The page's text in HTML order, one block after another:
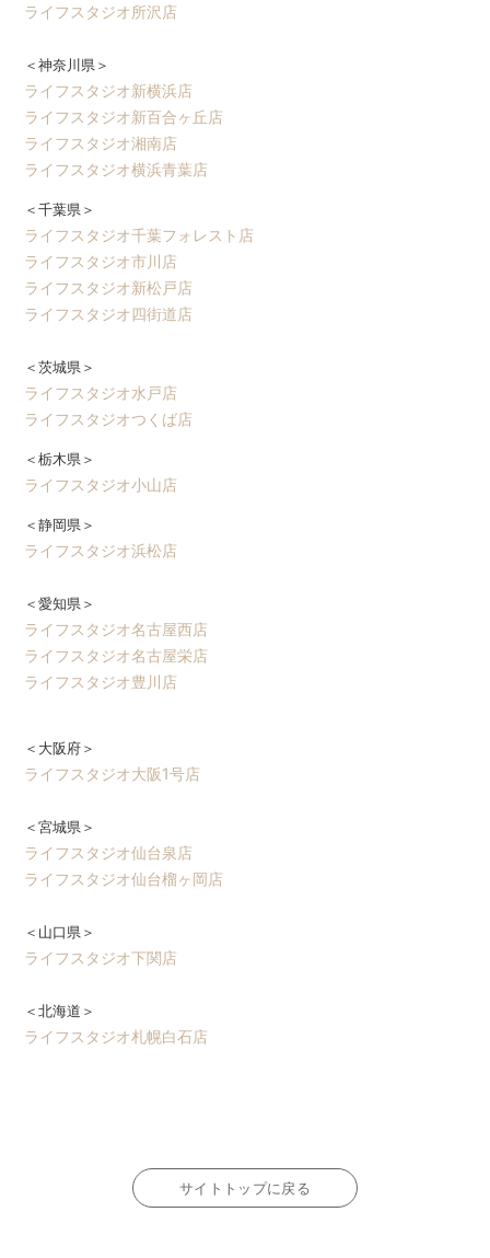
ライフスタジオ所沢店
＜神奈川県＞
ライフスタジオ新横浜店
ライフスタジオ新百合ヶ丘店
ライフスタジオ湘南店
ライフスタジオ横浜青葉店
＜千葉県＞
ライフスタジオ千葉フォレスト店
ライフスタジオ市川店
ライフスタジオ新松戸店
ライフスタジオ四街道店
＜茨城県＞
ライフスタジオ水戸店
ライフスタジオつくば店
＜栃木県＞
ライフスタジオ小山店
＜静岡県＞
ライフスタジオ浜松店
＜愛知県＞
ライフスタジオ名古屋西店
ライフスタジオ名古屋栄店
ライフスタジオ豊川店
＜大阪府＞
ライフスタジオ大阪1号店
＜宮城県＞
ライフスタジオ仙台泉店
ライフスタジオ仙台榴ヶ岡店
＜山口県＞
ライフスタジオ下関店
＜北海道＞
ライフスタジオ札幌白石店
サイトトップに戻る